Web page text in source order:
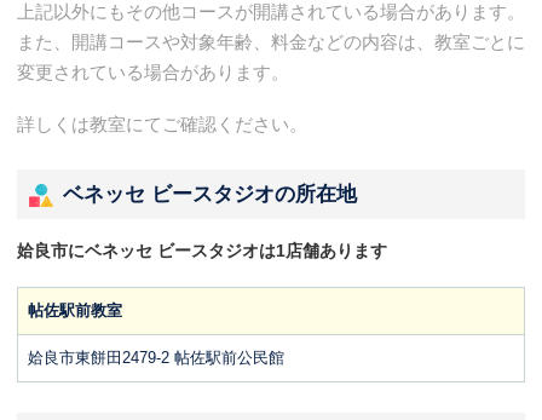
上記以外にもその他コースが開講されている場合があります。
また、開講コースや対象年齢、料金などの内容は、教室ごとに
変更されている場合があります。
詳しくは教室にてご確認ください。
ベネッセ ビースタジオの所在地
姶良市にベネッセ ビースタジオは1店舗あります
帖佐駅前教室
姶良市東餅田2479-2 帖佐駅前公民館